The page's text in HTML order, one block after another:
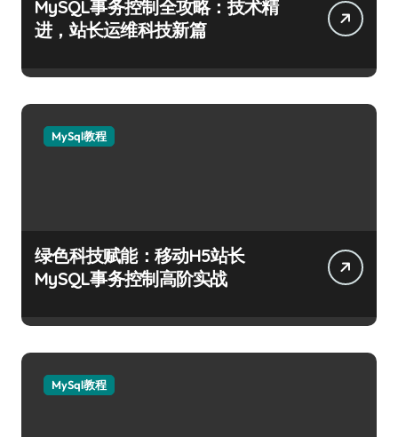
MySQL事务控制全攻略：技术精
进，站长运维科技新篇
MySql教程
绿色科技赋能：移动H5站长
MySQL事务控制高阶实战
MySql教程